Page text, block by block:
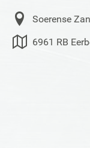
Soerense
6961 RB